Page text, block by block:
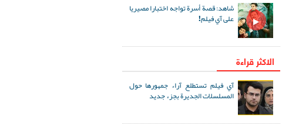
شاهد: قصة أسرة تواجه اختبارا مصيريا
على آي فيلم!
الاكثر قراءة
آي فيلم تستطلع آراء جمهورها حول
المسلسلات الجديرة بجزء جديد